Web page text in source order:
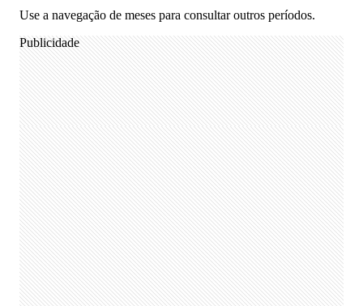
Use a navegação de meses para consultar outros períodos.
Publicidade